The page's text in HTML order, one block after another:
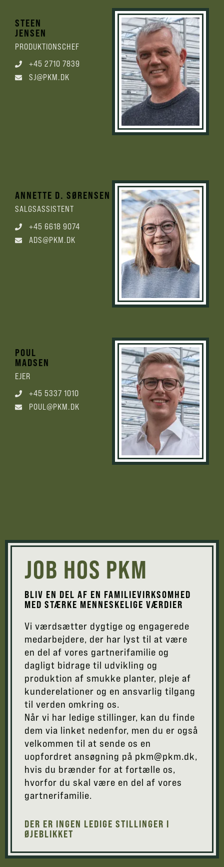
STEEN
JENSEN
PRODUKTIONSCHEF
+45 2710 7839
SJ@PKM.DK
ANNETTE D. SØRENSEN
SALGSASSISTENT
+45 6618 9074
ADS@PKM.DK
POUL
MADSEN
EJER
+45 5337 1010
POUL@PKM.DK
JOB HOS PKM
BLIV EN DEL AF EN FAMILIEVIRKSOMHED
MED STÆRKE MENNESKELIGE VÆRDIER
Vi værdsætter dygtige og engagerede
medarbejdere, der har lyst til at være
en del af vores gartnerifamilie og
dagligt bidrage til udvikling og
produktion af smukke planter, pleje af
kunderelationer og en ansvarlig tilgang
til verden omkring os.
Når vi har ledige stillinger, kan du finde
dem via linket nedenfor, men du er også
velkommen til at sende os en
uopfordret ansøgning på pkm@pkm.dk,
hvis du brænder for at fortælle os,
hvorfor du skal være en del af vores
gartnerifamilie.
DER ER INGEN LEDIGE STILLINGER I
ØJEBLIKKET